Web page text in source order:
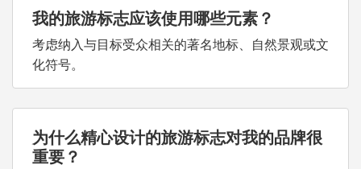
我的旅游标志应该使用哪些元素？
考虑纳入与目标受众相关的著名地标、自然景观或文
化符号。
为什么精心设计的旅游标志对我的品牌很
重要？